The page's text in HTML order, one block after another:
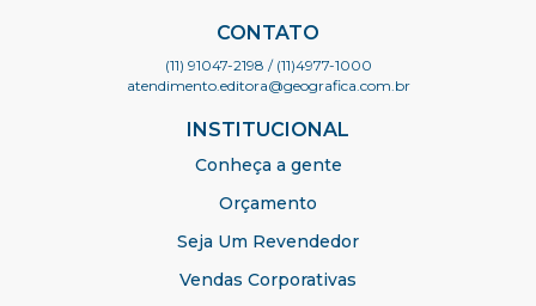
CONTATO
(11) 91047-2198 / (11)4977-1000
atendimento.editora@geografica.com.br
INSTITUCIONAL
Conheça a gente
Orçamento
Seja Um Revendedor
Vendas Corporativas